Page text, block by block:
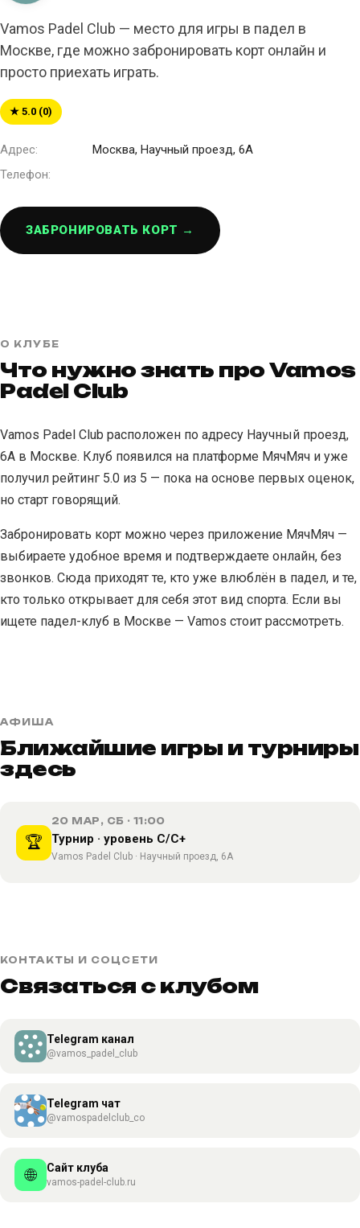
Vamos Padel Club — место для игры в падел в
Москве, где можно забронировать корт онлайн и
просто приехать играть.
★ 5.0 (0)
Адрес:
Москва, Научный проезд, 6А
Телефон:
ЗАБРОНИРОВАТЬ КОРТ →
О КЛУБЕ
Что нужно знать про Vamos
Padel Club
Vamos Padel Club расположен по адресу Научный проезд,
6А в Москве. Клуб появился на платформе МячМяч и уже
получил рейтинг 5.0 из 5 — пока на основе первых оценок,
но старт говорящий.
Забронировать корт можно через приложение МячМяч —
выбираете удобное время и подтверждаете онлайн, без
звонков. Сюда приходят те, кто уже влюблён в падел, и те,
кто только открывает для себя этот вид спорта. Если вы
ищете падел-клуб в Москве — Vamos стоит рассмотреть.
АФИША
Ближайшие игры и турниры
здесь
🏆
20 МАР, СБ · 11:00
Турнир · уровень C/C+
Vamos Padel Club · Научный проезд, 6А
КОНТАКТЫ И СОЦСЕТИ
Связаться с клубом
Telegram канал
@vamos_padel_club
Telegram чат
@vamospadelclub_co
🌐 Сайт клуба
vamos-padel-club.ru